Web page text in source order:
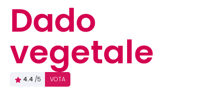
Dado
vegetale
4.4 /5 VOTA